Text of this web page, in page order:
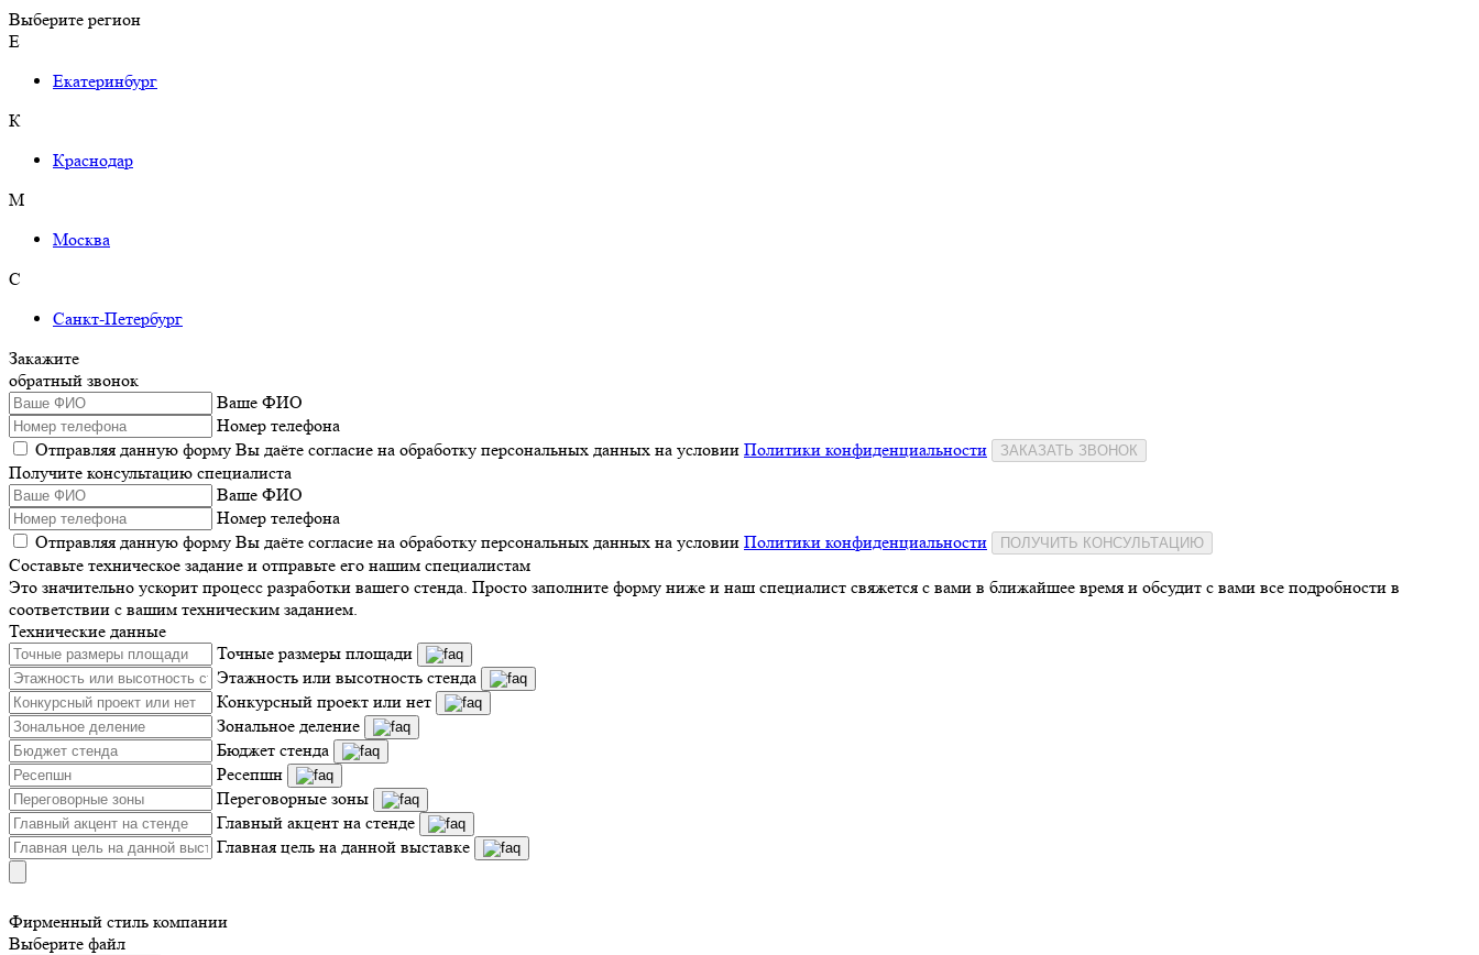
Выберите регион
Е
Екатеринбург
К
Краснодар
М
Москва
С
Санкт-Петербург
Закажите
обратный звонок
Ваше ФИО
Номер телефона
Отправляя данную форму Вы даёте согласие на обработку персональных данных на условии Политики конфиденциальности ЗАКАЗАТЬ ЗВОНОК
Получите консультацию специалиста
Ваше ФИО
Номер телефона
Отправляя данную форму Вы даёте согласие на обработку персональных данных на условии Политики конфиденциальности ПОЛУЧИТЬ КОНСУЛЬТАЦИЮ
Составьте техническое задание и отправьте его нашим специалистам
Это значительно ускорит процесс разработки вашего стенда. Просто заполните форму ниже и наш специалист свяжется с вами в ближайшее время и обсудит с вами все подробности в
соответствии с вашим техническим заданием.
Технические данные
Точные размеры площади
Этажность или высотность стенда
Конкурсный проект или нет
Зональное деление
Бюджет стенда
Ресепшн
Переговорные зоны
Главный акцент на стенде
Главная цель на данной выставке
Фирменный стиль компании
Выберите файл